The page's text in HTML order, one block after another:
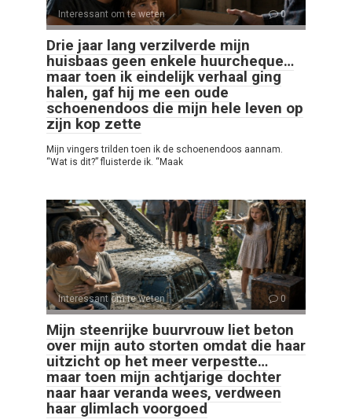
Interessant om te weten 0
Drie jaar lang verzilverde mijn
huisbaas geen enkele huurcheque…
maar toen ik eindelijk verhaal ging
halen, gaf hij me een oude
schoenendoos die mijn hele leven op
zijn kop zette
Mijn vingers trilden toen ik de schoenendoos aannam.
“Wat is dit?” fluisterde ik. “Maak
Interessant om te weten 0
Mijn steenrijke buurvrouw liet beton
over mijn auto storten omdat die haar
uitzicht op het meer verpestte…
maar toen mijn achtjarige dochter
naar haar veranda wees, verdween
haar glimlach voorgoed